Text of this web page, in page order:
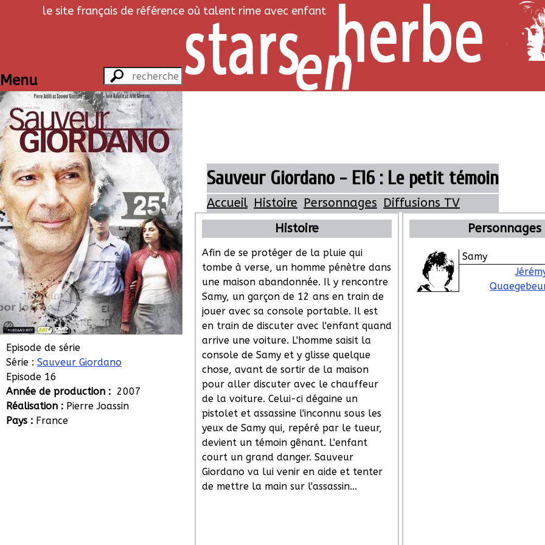
le site français de référence où talent rime avec enfant
Menu
Episode de série
Série : Sauveur Giordano
Episode 16
Année de production : 2007
Réalisation : Pierre Joassin
Pays : France
Sauveur Giordano - E16 : Le petit témoin
Accueil Histoire Personnages Diffusions TV
Histoire
Afin de se protéger de la pluie qui
tombe à verse, un homme pénètre dans
une maison abandonnée. Il y rencontre
Samy, un garçon de 12 ans en train de
jouer avec sa console portable. Il est
en train de discuter avec l'enfant quand
arrive une voiture. L'homme saisit la
console de Samy et y glisse quelque
chose, avant de sortir de la maison
pour aller discuter avec le chauffeur
de la voiture. Celui-ci dégaine un
pistolet et assassine l'inconnu sous les
yeux de Samy qui, repéré par le tueur,
devient un témoin gênant. L'enfant
court un grand danger. Sauveur
Giordano va lui venir en aide et tenter
de mettre la main sur l'assassin...
Personnages
Samy